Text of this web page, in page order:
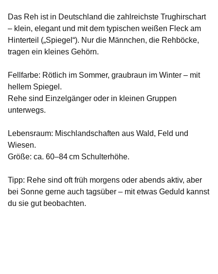
Das Reh ist in Deutschland die zahlreichste Trughirschart
– klein, elegant und mit dem typischen weißen Fleck am
Hinterteil („Spiegel“). Nur die Männchen, die Rehböcke,
tragen ein kleines Gehörn.
Fellfarbe: Rötlich im Sommer, graubraun im Winter – mit
hellem Spiegel.
Rehe sind Einzelgänger oder in kleinen Gruppen
unterwegs.
Lebensraum: Mischlandschaften aus Wald, Feld und
Wiesen.
Größe: ca. 60–84 cm Schulterhöhe.
Tipp: Rehe sind oft früh morgens oder abends aktiv, aber
bei Sonne gerne auch tagsüber – mit etwas Geduld kannst
du sie gut beobachten.